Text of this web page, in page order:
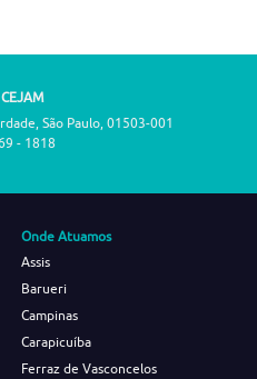
São Paulo, 01503-001
- 1818
Onde Atuamos
Assis
Barueri
Campinas
Carapicuíba
Ferraz de Vasconcelos